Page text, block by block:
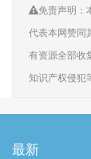
免责声明：
代表本网赞同
有资源全部收
知识产权侵犯
最新